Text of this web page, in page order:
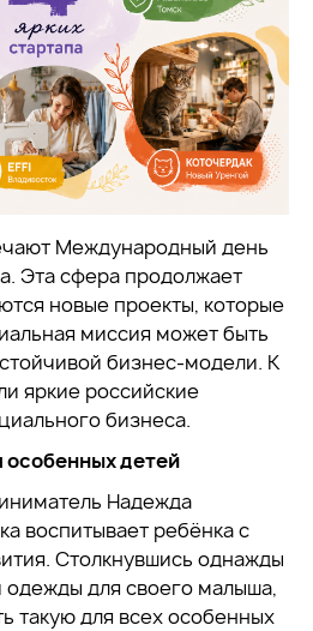
Международный день
Эта сфера продолжает
новые проекты, которые
миссия может быть
бизнес-модели. К
яркие российские
бизнеса.
детей
Надежда
воспитывает ребёнка с
Столкнувшись однажды
одежды для своего малыша,
такую для всех особенных